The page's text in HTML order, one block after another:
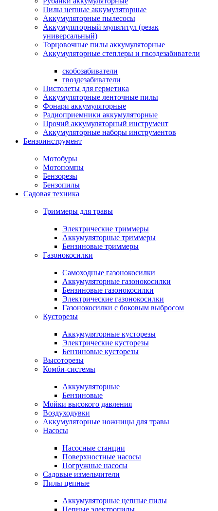
Пилы цепные аккумуляторные
Аккумуляторные пылесосы
Аккумуляторный мультитул (резак
универсальный)
Торцовочные пилы аккумуляторные
Аккумуляторные степлеры и гвоздезабиватели
скобозабиватели
гвоздезабиватели
Пистолеты для герметика
Аккумуляторные ленточные пилы
Фонари аккумуляторные
Радиоприемники аккумуляторные
Прочий аккумуляторный инструмент
Аккумуляторные наборы инструментов
Бензоинструмент
Мотобуры
Мотопомпы
Бензорезы
Бензопилы
Садовая техника
Триммеры для травы
Электрические триммеры
Аккумуляторные триммеры
Бензиновые триммеры
Газонокосилки
Самоходные газонокосилки
Аккумуляторные газонокосилки
Бензиновые газонокосилки
Электрические газонокосилки
Газонокосилки с боковым выбросом
Кусторезы
Аккумуляторные кусторезы
Электрические кусторезы
Бензиновые кусторезы
Высоторезы
Комби-системы
Аккумуляторные
Бензиновые
Мойки высокого давления
Воздуходувки
Аккумуляторные ножницы для травы
Насосы
Насосные станции
Поверхностные насосы
Погружные насосы
Садовые измельчители
Пилы цепные
Аккумуляторные цепные пилы
Цепные электропилы